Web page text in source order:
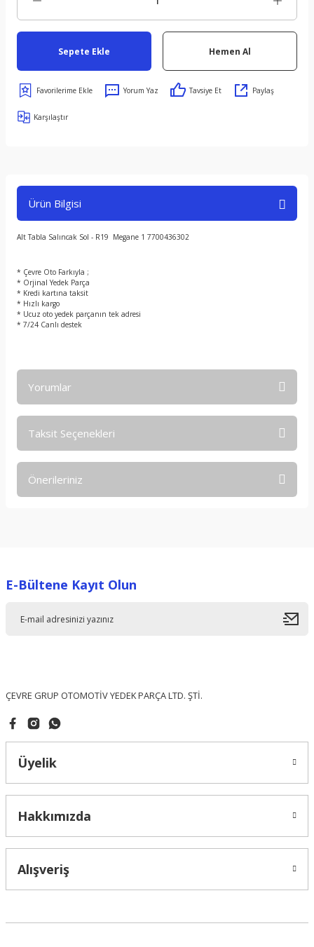
Sepete Ekle Hemen Al
Yorum Yaz Tavsiye Et Paylaş
Karşılaştır
Ürün Bilgisi
Alt Tabla Salıncak Sol - R19 Megane 1 7700436302
* Çevre Oto Farkıyla ;
* Orjinal Yedek Parça
* Kredi kartına taksit
* Hızlı kargo
* Ucuz oto yedek parçanın tek adresi
* 7/24 Canlı destek
Yorumlar
Taksit Seçenekleri
Önerileriniz
Ürün resmi kalitesiz, bozuk veya görüntülenemiyor.
E-Bültene Kayıt Olun
ÇEVRE GRUP OTOMOTİV YEDEK PARÇA LTD. ŞTİ.
Üyelik
Hakkımızda
Alışveriş